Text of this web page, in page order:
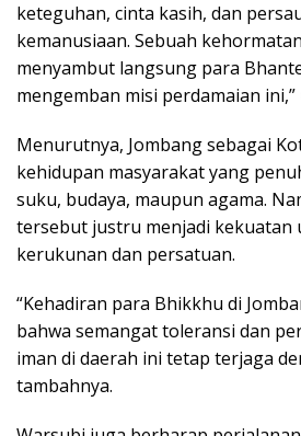
keteguhan, cinta kasih, dan
kemanusiaan. Sebuah
menyambut langsung para
mengemban misi perdamaian
Menurutnya, Jombang sebagai
kehidupan masyarakat yang
suku, budaya, maupun agama.
tersebut justru menjadi kekuatan
kerukunan dan persatuan.
“Kehadiran para Bhikkhu di
bahwa semangat toleransi dan
iman di daerah ini tetap terjaga
tambahnya.